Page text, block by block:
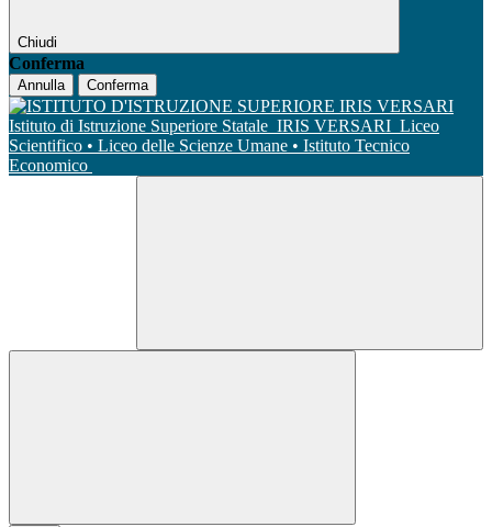
Chiudi
Conferma
Annulla Conferma
Istituto di Istruzione Superiore Statale IRIS VERSARI Liceo
Scientifico • Liceo delle Scienze Umane • Istituto Tecnico
Economico